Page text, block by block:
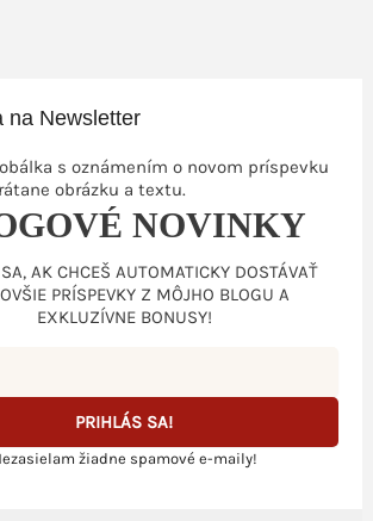
na Newsletter
NOVINKY
AK CHCEŠ AUTOMATICKY DOSTÁVAŤ
PRÍSPEVKY Z MÔJHO BLOGU A
EXKLUZÍVNE BONUSY!
žiadne spamové e-maily!